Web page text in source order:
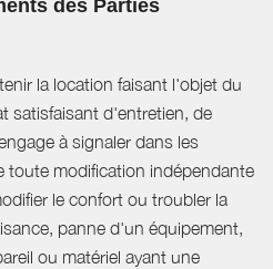
des Parties
la location faisant l'objet du
satisfaisant d'entretien, de
à signaler dans les
toute modification indépendante
le confort ou troubler la
panne d'un équipement,
ou matériel ayant une